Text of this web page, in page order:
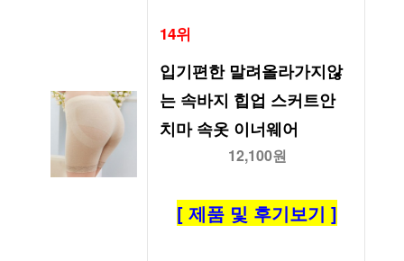
14위
입기편한 말려올라가지않
는 속바지 힙업 스커트안
치마 속옷 이너웨어
12,100원
[ 제품 및 후기보기 ]